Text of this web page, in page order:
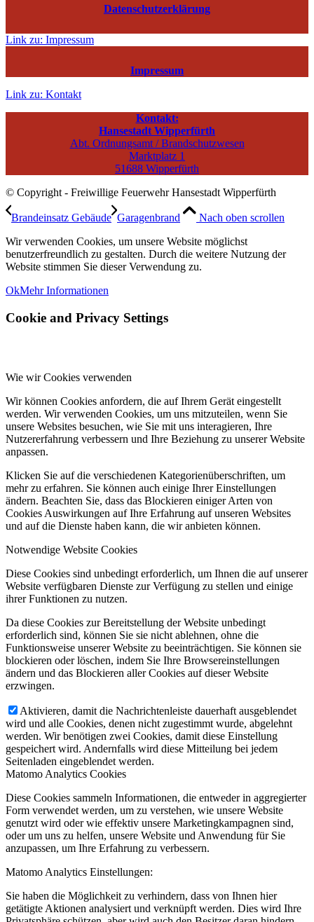
Datenschutzerklärung
Link zu: Impressum
Impressum
Link zu: Kontakt
Kontakt:
Hansestadt Wipperfürth
Abt. Ordnungsamt / Brandschutzwesen
Marktplatz 1
51688 Wipperfürth
© Copyright - Freiwillige Feuerwehr Hansestadt Wipperfürth
Brandeinsatz Gebäude Garagenbrand
Nach oben scrollen
Wir verwenden Cookies, um unsere Website möglichst
benutzerfreundlich zu gestalten. Durch die weitere Nutzung der
Website stimmen Sie dieser Verwendung zu.
OkMehr Informationen
Cookie and Privacy Settings
Wie wir Cookies verwenden
Wir können Cookies anfordern, die auf Ihrem Gerät eingestellt
werden. Wir verwenden Cookies, um uns mitzuteilen, wenn Sie
unsere Websites besuchen, wie Sie mit uns interagieren, Ihre
Nutzererfahrung verbessern und Ihre Beziehung zu unserer Website
anpassen.
Klicken Sie auf die verschiedenen Kategorienüberschriften, um
mehr zu erfahren. Sie können auch einige Ihrer Einstellungen
ändern. Beachten Sie, dass das Blockieren einiger Arten von
Cookies Auswirkungen auf Ihre Erfahrung auf unseren Websites
und auf die Dienste haben kann, die wir anbieten können.
Notwendige Website Cookies
Diese Cookies sind unbedingt erforderlich, um Ihnen die auf unserer
Website verfügbaren Dienste zur Verfügung zu stellen und einige
ihrer Funktionen zu nutzen.
Da diese Cookies zur Bereitstellung der Website unbedingt
erforderlich sind, können Sie sie nicht ablehnen, ohne die
Funktionsweise unserer Website zu beeinträchtigen. Sie können sie
blockieren oder löschen, indem Sie Ihre Browsereinstellungen
ändern und das Blockieren aller Cookies auf dieser Website
erzwingen.
Aktivieren, damit die Nachrichtenleiste dauerhaft ausgeblendet
wird und alle Cookies, denen nicht zugestimmt wurde, abgelehnt
werden. Wir benötigen zwei Cookies, damit diese Einstellung
gespeichert wird. Andernfalls wird diese Mitteilung bei jedem
Seitenladen eingeblendet werden.
Matomo Analytics Cookies
Diese Cookies sammeln Informationen, die entweder in aggregierter
Form verwendet werden, um zu verstehen, wie unsere Website
genutzt wird oder wie effektiv unsere Marketingkampagnen sind,
oder um uns zu helfen, unsere Website und Anwendung für Sie
anzupassen, um Ihre Erfahrung zu verbessern.
Matomo Analytics Einstellungen:
Sie haben die Möglichkeit zu verhindern, dass von Ihnen hier
getätigte Aktionen analysiert und verknüpft werden. Dies wird Ihre